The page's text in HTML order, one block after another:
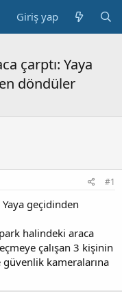
Giriş yap
çarptı: Yaya
döndüler
#1
geçidinden
halindeki araca
çalışan 3 kişinin
kameralarına